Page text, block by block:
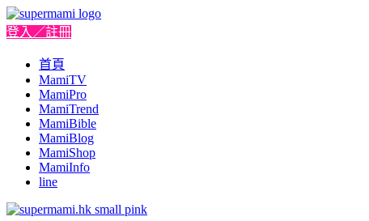
登入／註冊
首頁
MamiTV
MamiPro
MamiTrend
MamiBible
MamiBlog
MamiShop
MamiInfo
line